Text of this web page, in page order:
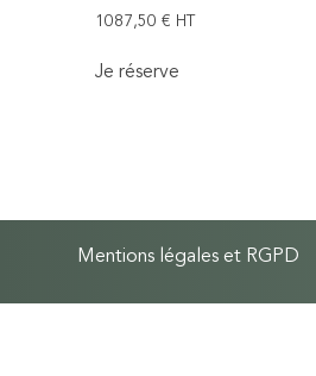
1087,50 € HT
Je réserve
Mentions légales et RGPD